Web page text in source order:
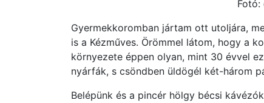
Fotó:
Gyermekkoromban jártam ott utoljára,
is a Kézműves. Örömmel látom, hogy a
környezete éppen olyan, mint 30 évvel
nyárfák, s csöndben üldögél két-három
Belépünk és a pincér hölgy bécsi